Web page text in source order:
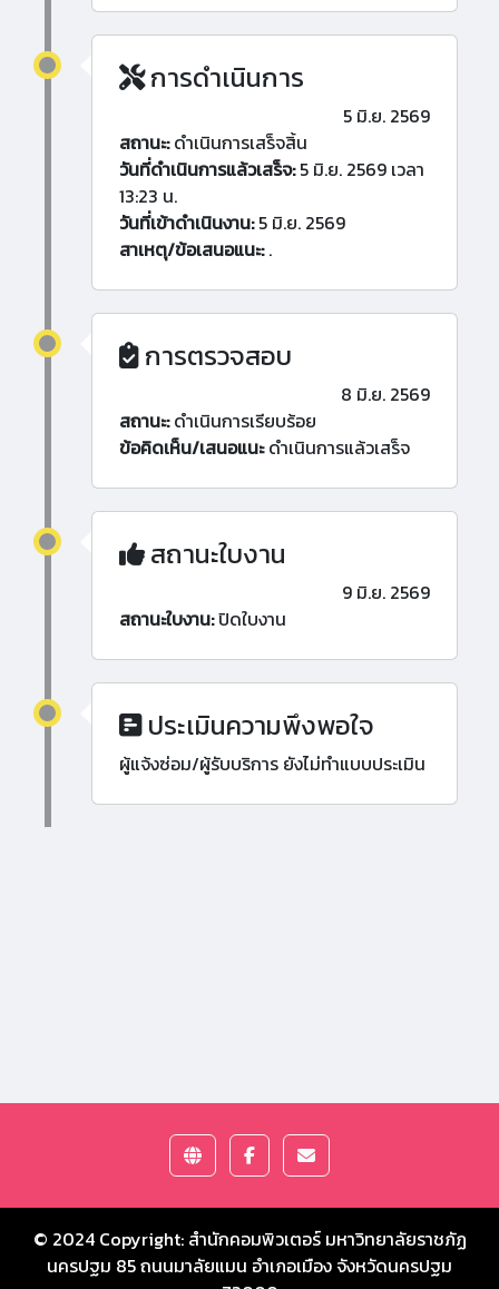
การดำเนินการ
5 มิ.ย. 2569
สถานะ:ดำเนินการเสร็จสิ้น
วันที่ดำเนินการแล้วเสร็จ:5 มิ.ย. 2569 เวลา
13:23 น.
วันที่เข้าดำเนินงาน:5 มิ.ย. 2569
สาเหตุ/ข้อเสนอแนะ:.
การตรวจสอบ
8 มิ.ย. 2569
สถานะ:ดำเนินการเรียบร้อย
ข้อคิดเห็น/เสนอแนะดำเนินการแล้วเสร็จ
สถานะใบงาน
9 มิ.ย. 2569
สถานะใบงาน:ปิดใบงาน
ประเมินความพึงพอใจ
ผู้แจ้งซ่อม/ผู้รับบริการ ยังไม่ทำแบบประเมิน
© 2024 Copyright: สำนักคอมพิวเตอร์ มหาวิทยาลัยราชภัฏ
นครปฐม 85 ถนนมาลัยแมน อำเภอเมือง จังหวัดนครปฐม